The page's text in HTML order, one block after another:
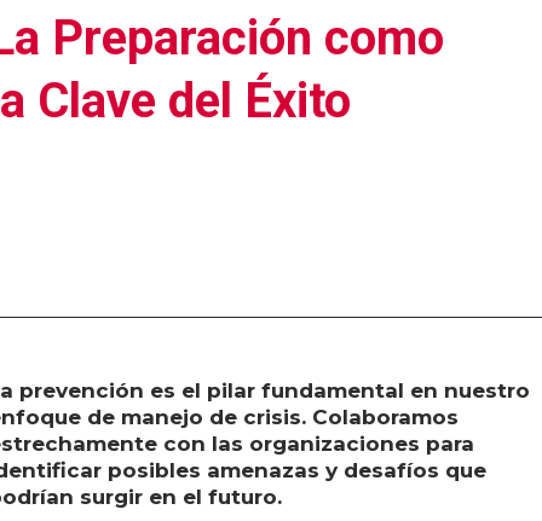
Preparación como
Clave del Éxito
prevención es el pilar fundamental en nuestro
de manejo de crisis. Colaboramos
con las organizaciones para
posibles amenazas y desafíos que
surgir en el futuro.